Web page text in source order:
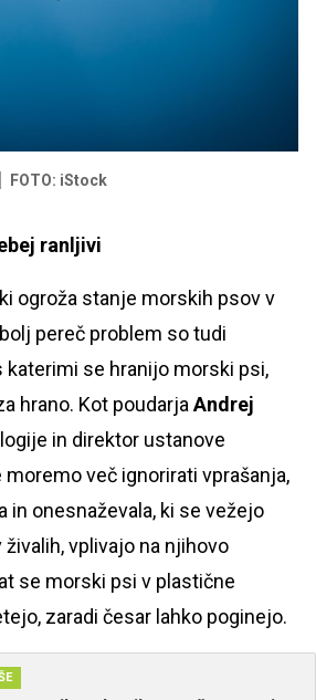
FOTO: iStock
ranljivi
ogroža stanje morskih psov v
pereč problem so tudi
katerimi se hranijo morski psi,
hrano. Kot poudarjaAndrej
in direktor ustanove
moremo več ignorirati vprašanja,
in onesnaževala, ki se vežejo
vplivajo na njihovo
se morski psi v plastične
zaradi česar lahko poginejo.